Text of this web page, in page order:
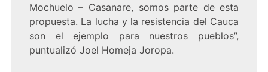
Mochuelo – Casanare, somos parte de esta
propuesta. La lucha y la resistencia del Cauca
son el ejemplo para nuestros pueblos”,
puntualizó Joel Homeja Joropa.